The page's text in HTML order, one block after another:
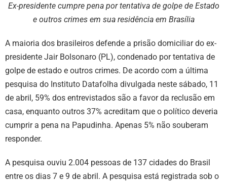
Ex-presidente cumpre pena por tentativa de golpe de Estado
e outros crimes em sua residência em Brasília
A maioria dos brasileiros defende a prisão domiciliar do ex-
presidente Jair Bolsonaro (PL), condenado por tentativa de
golpe de estado e outros crimes. De acordo com a última
pesquisa do Instituto Datafolha divulgada neste sábado, 11
de abril, 59% dos entrevistados são a favor da reclusão em
casa, enquanto outros 37% acreditam que o político deveria
cumprir a pena na Papudinha. Apenas 5% não souberam
responder.
A pesquisa ouviu 2.004 pessoas de 137 cidades do Brasil
entre os dias 7 e 9 de abril. A pesquisa está registrada sob o